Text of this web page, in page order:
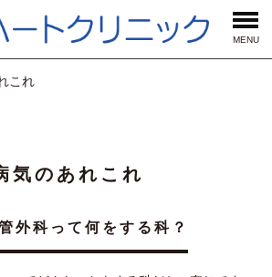
MENU
これ
気のあれこれ
外科って何をする科？